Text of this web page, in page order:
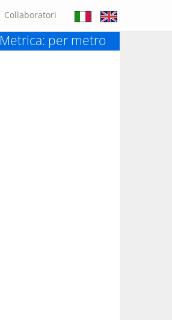
Collaboratori
Metrica: per metro